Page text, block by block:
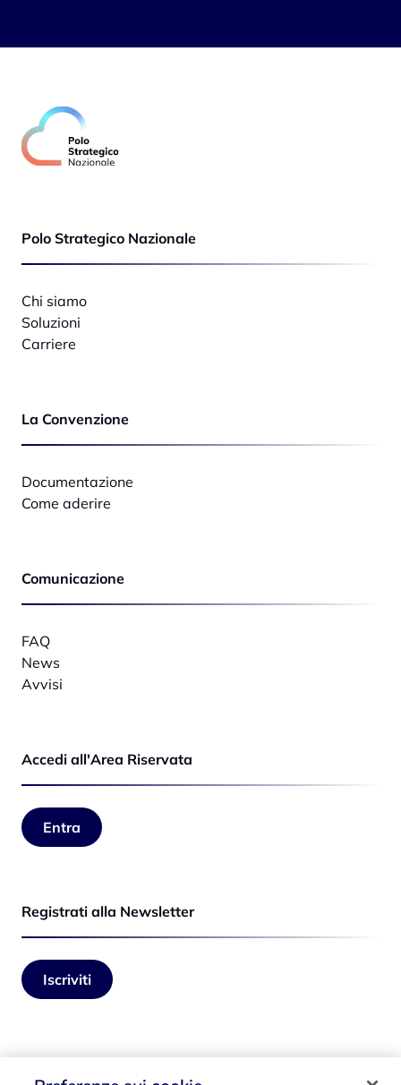
Polo Strategico Nazionale
Chi siamo
Soluzioni
Carriere
La Convenzione
Documentazione
Come aderire
Comunicazione
FAQ
News
Avvisi
Accedi all'Area Riservata
Entra
Registrati alla Newsletter
Iscriviti